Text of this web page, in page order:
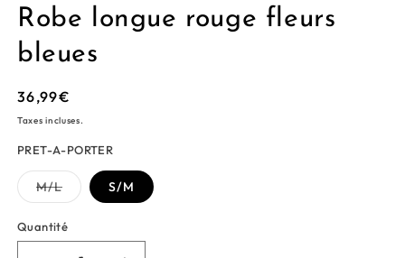
Robe longue rouge fleurs
bleues
Prix
habituel
36,99€
Taxes incluses.
PRET-A-PORTER
M/LVariante
épuisée
indisponible
S/M
Quantité